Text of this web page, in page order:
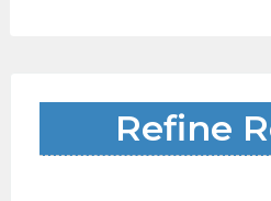
Refine